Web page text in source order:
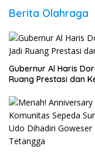
Berita Olahraga
Gubernur Al Haris
Ruang Prestasi dan